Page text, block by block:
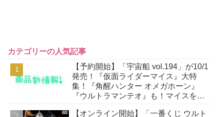
カテゴリーの人気記事
【予約開始】「宇宙船 vol.194」が10/1
発売！『仮面ライダーマイス』大特
集！『角醒ハンター オメガホーン』
『ウルトラマンテオ』も！マイスをよ
【オンライン開始】「一番くじ ウルト